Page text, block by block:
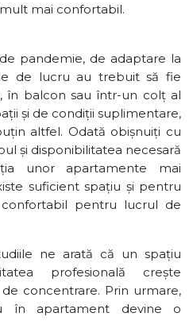
mai confortabil.
pandemie, de adaptare la
de lucru au trebuit să fie
în balcon sau într-un colț al
și de condiții suplimentare,
altfel. Odată obișnuiți cu
și disponibilitatea necesară
unor apartamente mai
suficient spațiu și pentru
pentru lucrul de
ne arată că un spațiu
profesională crește
concentrare. Prin urmare,
în apartament devine o